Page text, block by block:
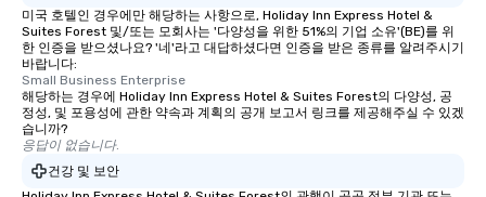
미국 호텔인 경우에만 해당하는 사항으로, Holiday Inn Express Hotel &
Suites Forest 및/또는 모회사는 '다양성을 위한 51%의 기업 소유'(BE)를 위
한 인증을 받으셨나요? '네'라고 대답하셨다면 인증을 받은 종류를 알려주시기
바랍니다:
Small Business Enterprise
해당하는 경우에 Holiday Inn Express Hotel & Suites Forest의 다양성, 공
정성, 및 포용성에 관한 약속과 계획의 공개 보고서 링크를 제공해주실 수 있겠
습니까?
응답이 없습니다.
건강 및 보안